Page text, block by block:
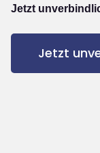
Jetzt
Jetzt